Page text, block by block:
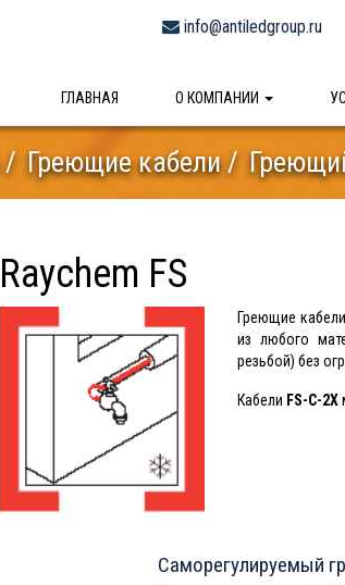
info@antiledgroup.ru
ГЛАВНАЯ О КОМПАНИИ
Греющие кабели
Raychem FS
Греющие
из любого
резьбой) без
Кабели FS-C-2X
Саморегулируемый